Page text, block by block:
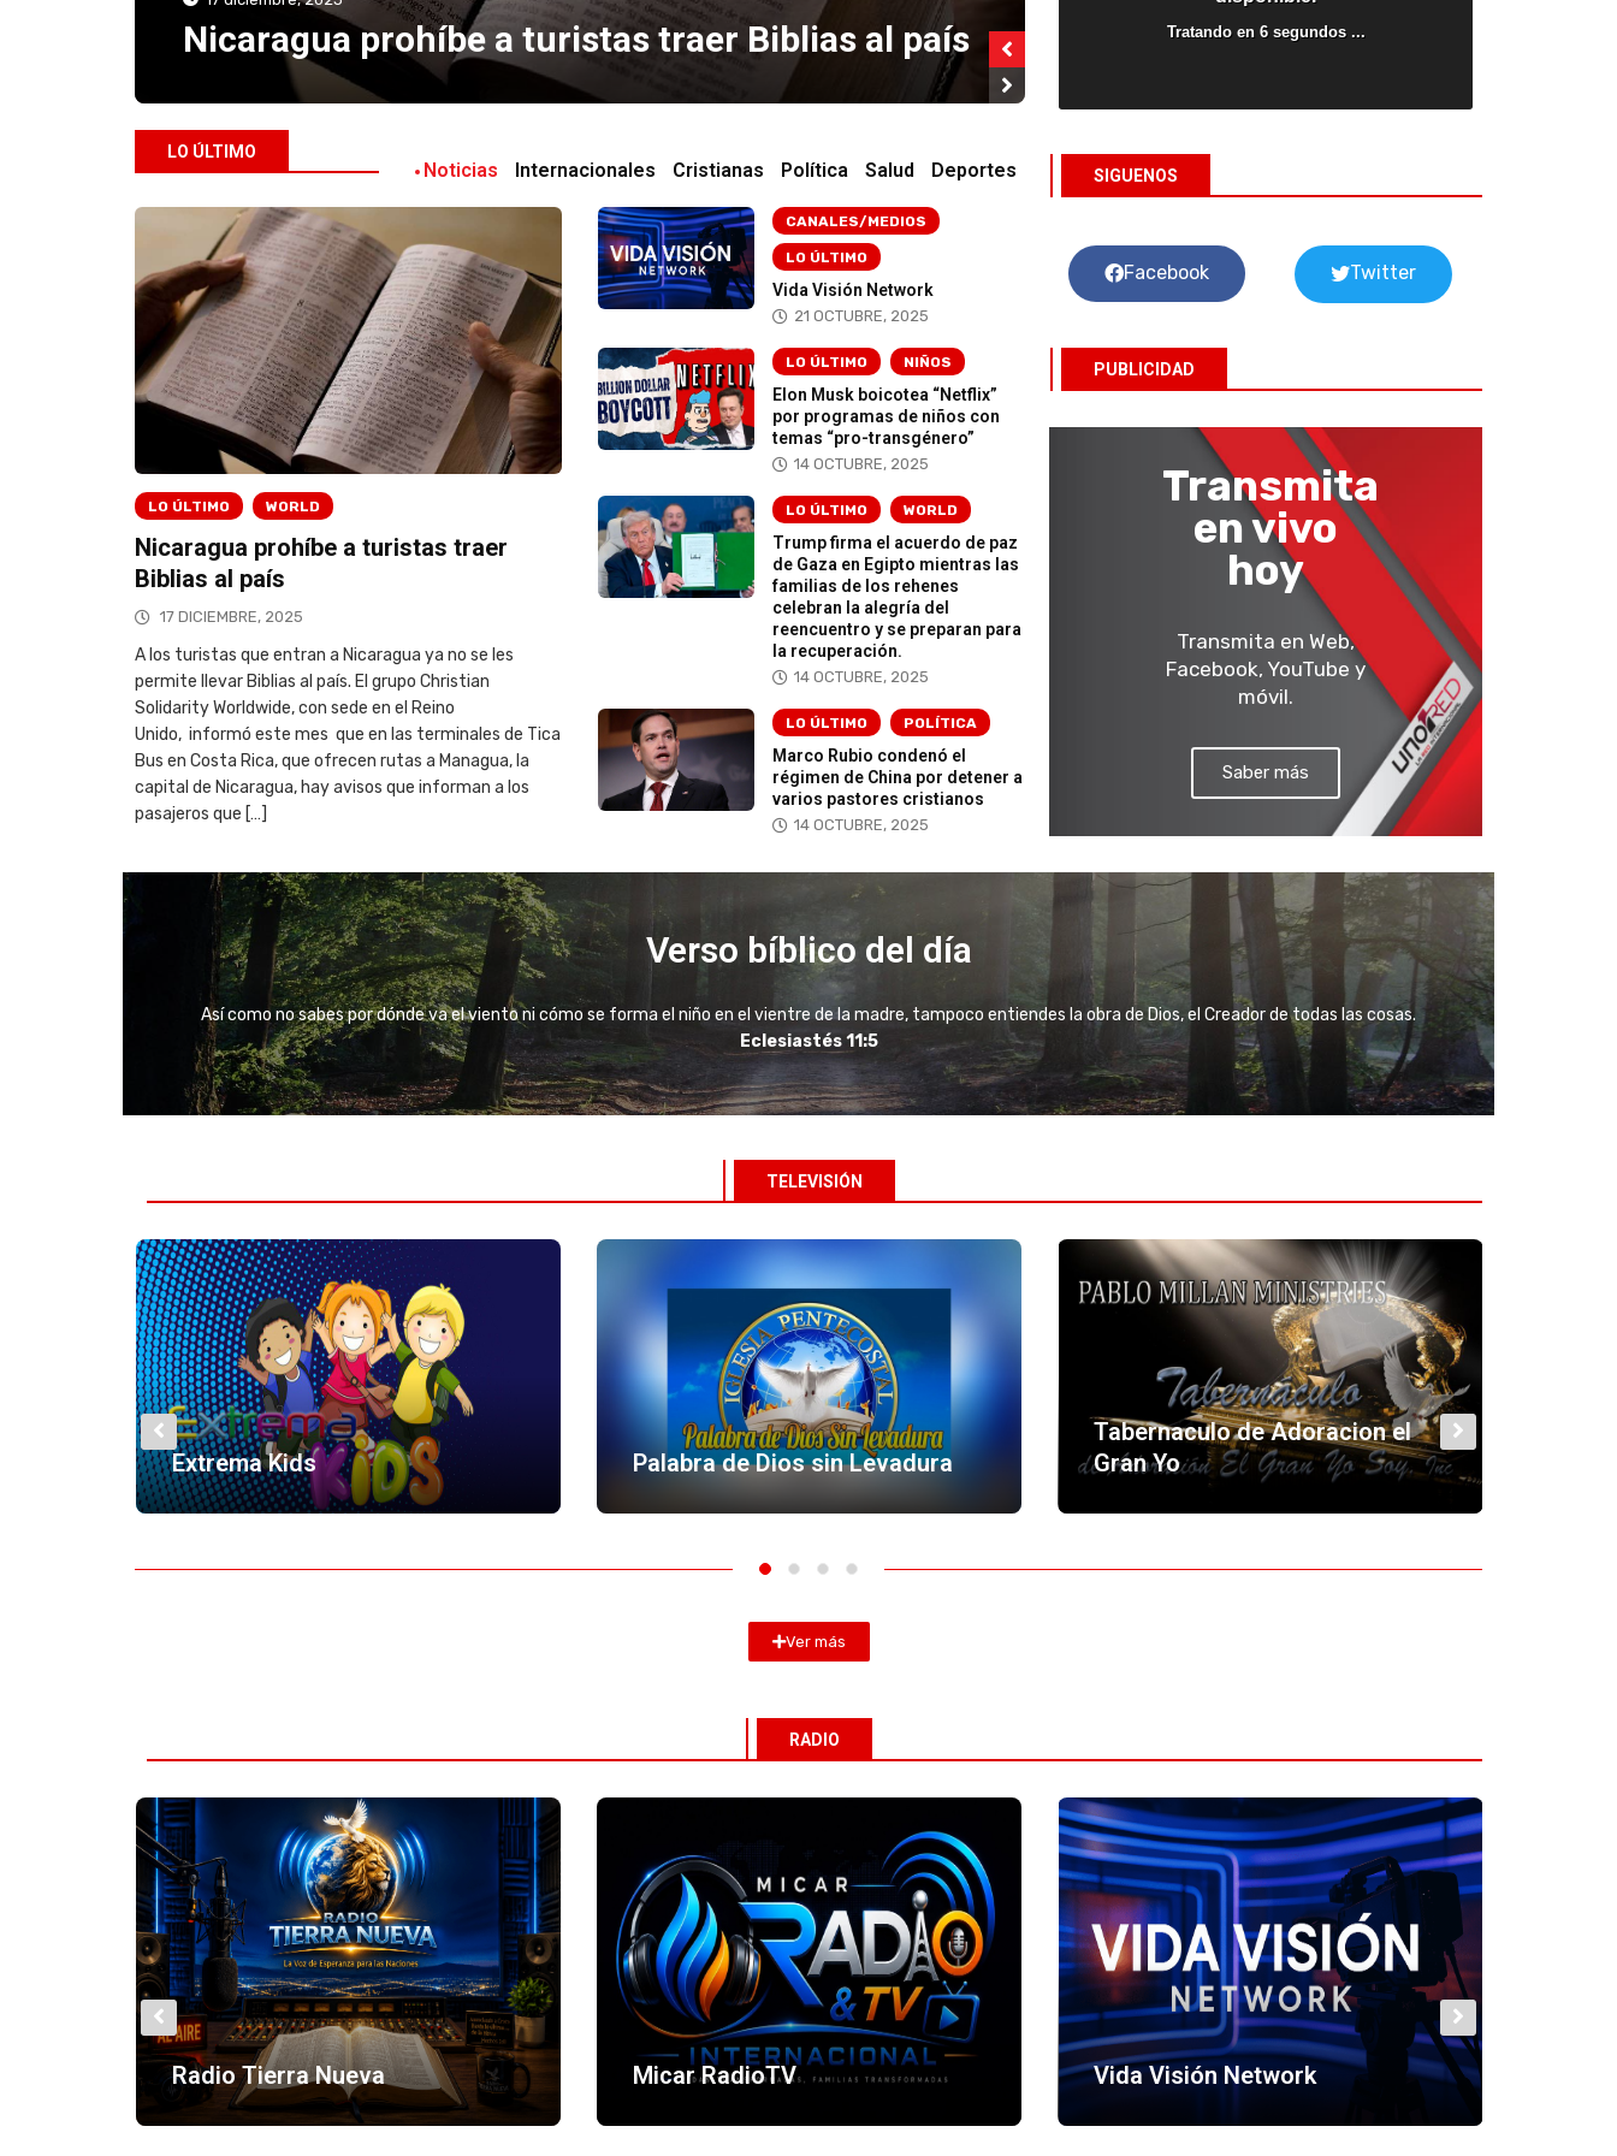
Vida Visión Network
niños con temas
LO ÚLTIMO
Noticias Internacionales Cristianas Política Salud Deportes
LO ÚLTIMO WORLD
Nicaragua prohíbe a turistas traer
Biblias al país
17 DICIEMBRE, 2025
A los turistas que entran a Nicaragua ya no se les
permite llevar Biblias al país. El grupo Christian
Solidarity Worldwide, con sede en el Reino
Unido, informó este mes que en las terminales de Tica
Bus en Costa Rica, que ofrecen rutas a Managua, la
capital de Nicaragua, hay avisos que informan a los
pasajeros que […]
CANALES/MEDIOS
LO ÚLTIMO
Vida Visión Network
21 OCTUBRE, 2025
LO ÚLTIMO NIÑOS
Elon Musk boicotea “Netflix”
por programas de niños con
temas “pro-transgénero”
14 OCTUBRE, 2025
LO ÚLTIMO WORLD
Trump firma el acuerdo de paz
de Gaza en Egipto mientras las
familias de los rehenes
celebran la alegría del
reencuentro y se preparan para
la recuperación.
14 OCTUBRE, 2025
LO ÚLTIMO POLÍTICA
Marco Rubio condenó el
régimen de China por detener a
varios pastores cristianos
14 OCTUBRE, 2025
SIGUENOS
Facebook Twitter
PUBLICIDAD
Transmita
en vivo
hoy
Transmita en Web,
Facebook, YouTube y
móvil.
Saber más
Verso bíblico del día
Así como no sabes por dónde va el viento ni cómo se forma el niño en el vientre de la madre, tampoco entiendes la obra de Dios, el Creador de todas las cosas.
Eclesiastés 11:5
TELEVISIÓN
Palabra de Dios sin Levadura
Tabernaculo de Adoracion el
Gran Yo
Ministerio Lirio de los Valles
Ver más
RADIO
Micar RadioTV Vida Visión Network CCB RADIO TV